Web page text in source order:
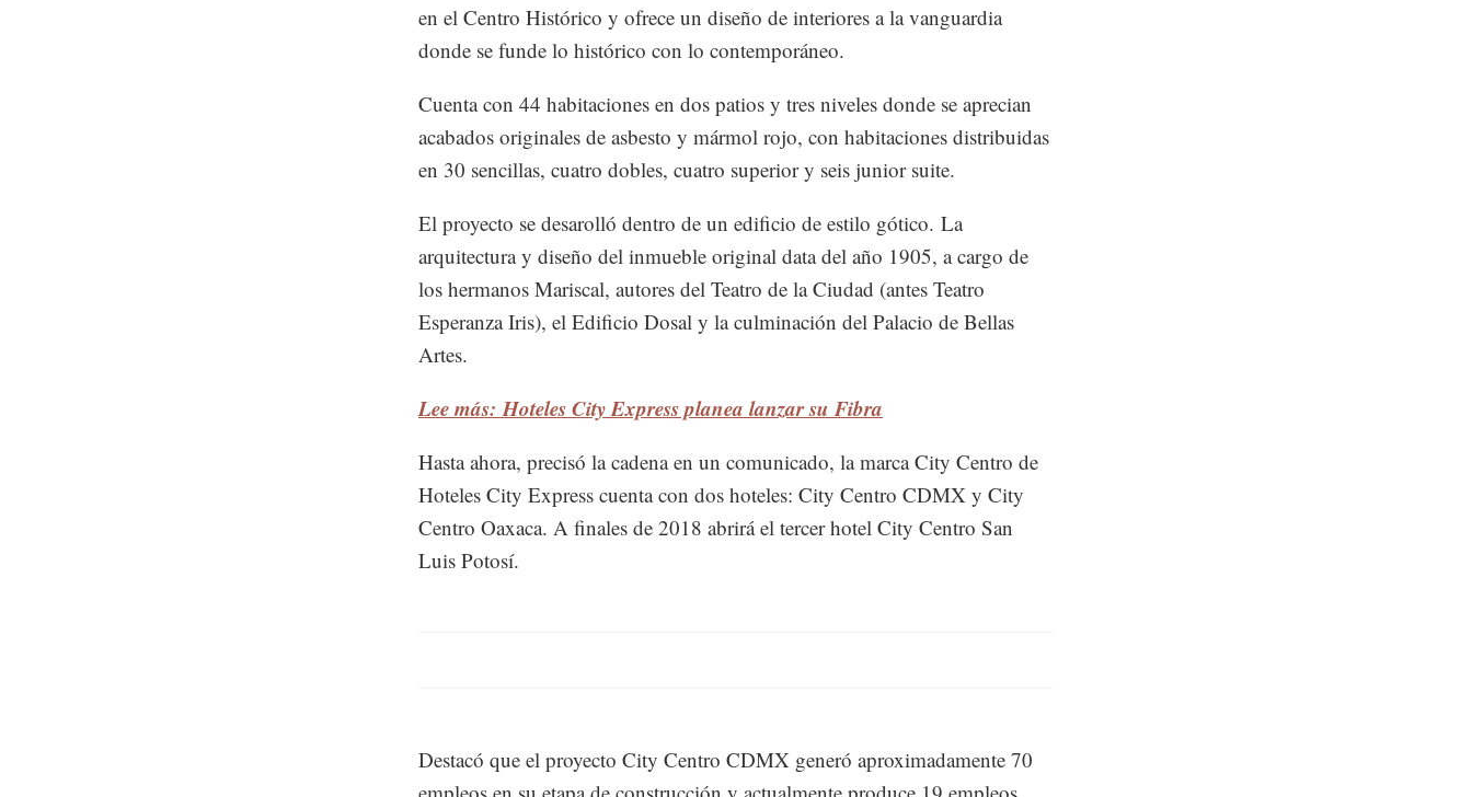
en el Centro Histórico y ofrece un diseño de interiores a la vanguardia
donde se funde lo histórico con lo contemporáneo.
Cuenta con 44 habitaciones en dos patios y tres niveles donde se aprecian
acabados originales de asbesto y mármol rojo, con habitaciones distribuidas
en 30 sencillas, cuatro dobles, cuatro superior y seis junior suite.
El proyecto se desarolló dentro de un edificio de estilo gótico. La
arquitectura y diseño del inmueble original data del año 1905, a cargo de
los hermanos Mariscal, autores del Teatro de la Ciudad (antes Teatro
Esperanza Iris), el Edificio Dosal y la culminación del Palacio de Bellas
Artes.
Lee más: Hoteles City Express planea lanzar su Fibra
Hasta ahora, precisó la cadena en un comunicado, la marca City Centro de
Hoteles City Express cuenta con dos hoteles: City Centro CDMX y City
Centro Oaxaca. A finales de 2018 abrirá el tercer hotel City Centro San
Luis Potosí.
Destacó que el proyecto City Centro CDMX generó aproximadamente 70